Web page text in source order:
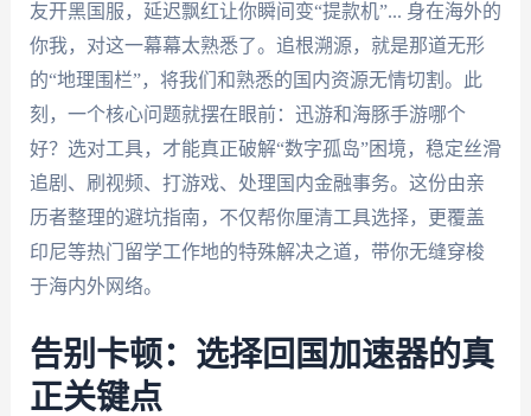
友开黑国服，延迟飘红让你瞬间变“提款机”... 身在海外的
你我，对这一幕幕太熟悉了。追根溯源，就是那道无形
的“地理围栏”，将我们和熟悉的国内资源无情切割。此
刻，一个核心问题就摆在眼前：迅游和海豚手游哪个
好？选对工具，才能真正破解“数字孤岛”困境，稳定丝滑
追剧、刷视频、打游戏、处理国内金融事务。这份由亲
历者整理的避坑指南，不仅帮你厘清工具选择，更覆盖
印尼等热门留学工作地的特殊解决之道，带你无缝穿梭
于海内外网络。
告别卡顿：选择回国加速器的真
正关键点